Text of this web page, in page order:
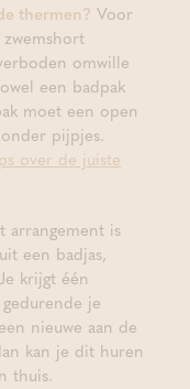
thermen? Voor
omwille
een badpak
moet een open
pijpjes.
over de juiste
arrangement is
een badjas,
krijgt één
je
nieuwe aan de
kan je dit huren
thuis.